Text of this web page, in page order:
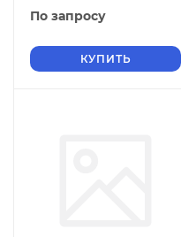
По запросу
КУПИТЬ